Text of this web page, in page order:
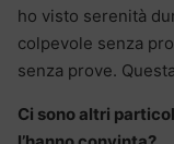
ho visto serenità
colpevole senza
senza prove.
Ci sono altri